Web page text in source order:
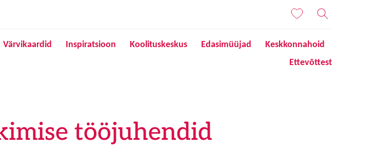
Värvikaardid Inspiratsioon Koolituskeskus Edasimüüjad
Keskkonnahoid
Ettevõttest
tööjuhendid